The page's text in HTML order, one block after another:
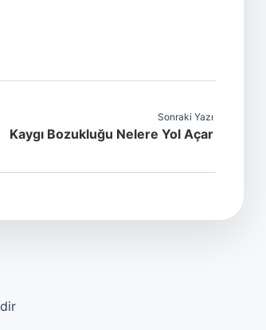
Sonraki Yazı
Kaygı Bozukluğu Nelere Yol Açar